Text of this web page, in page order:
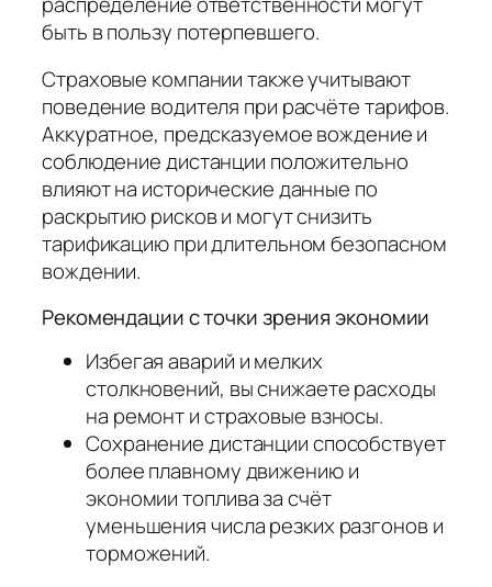
быть в пользу потерпевшего.
Страховые компании также учитывают
поведение водителя при расчёте тарифов.
Аккуратное, предсказуемое вождение и
соблюдение дистанции положительно
влияют на исторические данные по
раскрытию рисков и могут снизить
тарификацию при длительном безопасном
вождении.
Рекомендации с точки зрения экономии
Избегая аварий и мелких
столкновений, вы снижаете расходы
на ремонт и страховые взносы.
Сохранение дистанции способствует
более плавному движению и
экономии топлива за счёт
уменьшения числа резких разгонов и
торможений.